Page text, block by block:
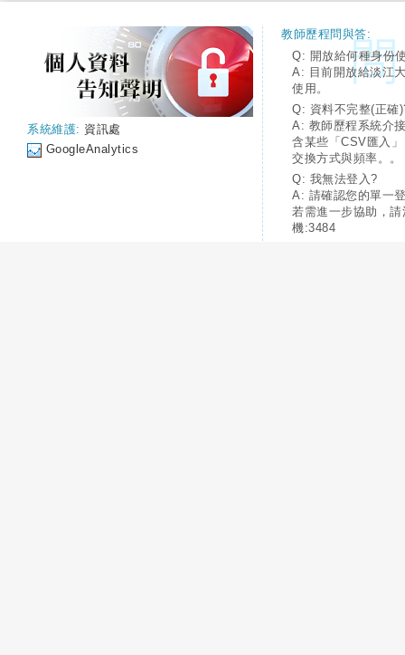
系統維護: 資訊處
GoogleAnalytics
教師歷程問與答:
Q: 開放給何種身份
A: 目前開放給淡江
使用。
Q: 資料不完整(正確
A: 教師歷程系統介
含某些「CSV匯入
交換方式與頻率。。
Q: 我無法登入?
A: 請確認您的單一
若需進一步協助，
機:3484